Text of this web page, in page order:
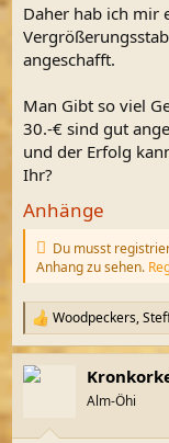
Daher hab ich mir
angeschafft.
Man Gibt so viel
30.-€ sind gut
und der Erfolg
Ihr?
Anhänge
Du musst
Anhang zu sehen.
R
e
a
k
Woodpeckers,
Alm-Öhi